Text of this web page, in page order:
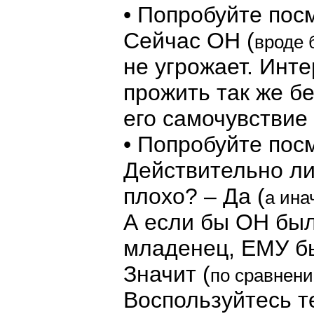
• Попробуйте
Сейчас ОН (
не угрожает.
прожить так же
его
• Попробуйте
Действительно
плохо? – Да (а
А если бы ОН
младенец, ЕМУ
Значит (по
Воспользуйтесь